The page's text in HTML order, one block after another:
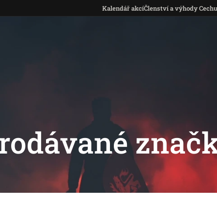
Kalendář akcíČlenství a výhody Cechu